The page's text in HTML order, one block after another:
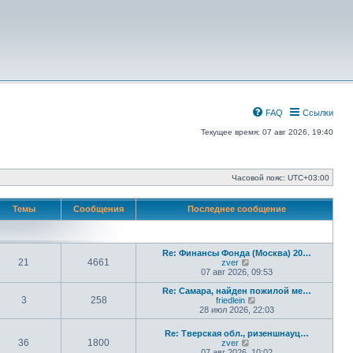
Ссылки
FAQ
Текущее время: 07 авг 2026, 19:40
Часовой пояс: UTC+03:00
Темы Сообщения Последнее сообщение
21 4661
Re: Финансы Фонда (Москва) 20…
zver
е
р
е
й
т
и
п
07 авг 2026, 09:53
3 258
Re: Самара, найден пожилой ме…
friedlein
е
р
й
28 июл 2026, 22:03
36 1800
Re: Тверская обл., ризеншнауц…
zver